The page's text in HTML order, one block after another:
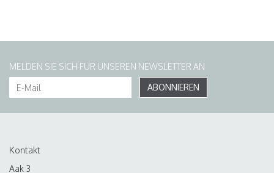
MELDEN SIE SICH FÜR UNSEREN NEWSLETTER AN
ABONNIEREN
Kontakt
Aak 3